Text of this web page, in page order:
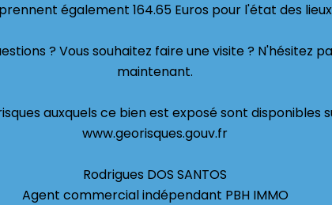
également 164.65 Euros pour l'état des
? Vous souhaitez faire une visite ? N'hésitez
maintenant.
auxquels ce bien est exposé sont disponibles
www.georisques.gouv.fr
Rodrigues DOS SANTOS
Agent commercial indépendant PBH IMMO